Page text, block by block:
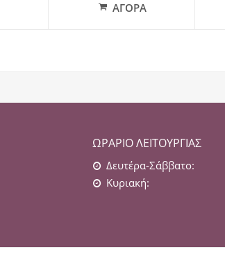
ΑΓΟΡΆ
ΩΡΆΡΙΟ ΛΕΙΤΟΥΡΓΊΑΣ
Δευτέρα-Σάββατο:
Κυριακή: